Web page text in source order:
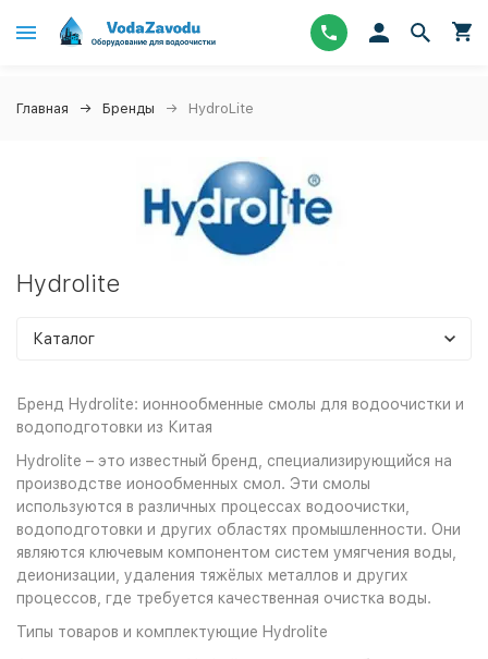
Главная Бренды HydroLite
Hydrolite
Каталог
Бренд Hydrolite: ионнообменные смолы для водоочистки и
водоподготовки из Китая
Hydrolite – это известный бренд, специализирующийся на
производстве ионообменных смол. Эти смолы
используются в различных процессах водоочистки,
водоподготовки и других областях промышленности. Они
являются ключевым компонентом систем умягчения воды,
деионизации, удаления тяжёлых металлов и других
процессов, где требуется качественная очистка воды.
Типы товаров и комплектующие Hydrolite